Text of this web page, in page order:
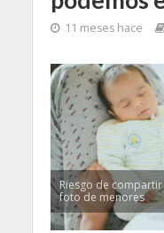
11 meses hace
Riesgo de compartir
foto de menores